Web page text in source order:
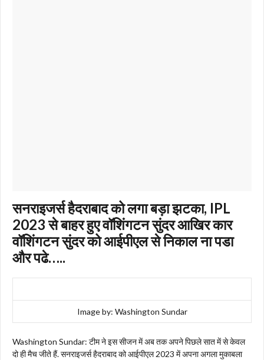
सनराइजर्स हैदराबाद को लगा बड़ा झटका, IPL
2023 से बाहर हुए वॉशिंगटन सुंदर आखिर कार
वॉशिंगटन सुंदर को आईपीएल से निकाल ना पडा
और पढे…..
Image by: Washington Sundar
Washington Sundar: टीम ने इस सीजन में अब तक अपने पिछले सात में से केवल
दो ही मैच जीते हैं. सनराइजर्स हैदराबाद को आईपीएल 2023 में अपना अगला मुकाबला